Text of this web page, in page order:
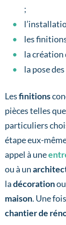
;
les
la création
la pose des
Lesfinitions
pièces telles que
particuliers
étape eux-
appel à une
ouà un
ladécorationou
maison. Une
chantier de